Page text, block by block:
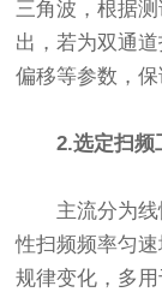
三角波，根据
出，若为双通
偏移等参数，
2.选定扫频
主流分为
性扫频频率匀
规律变化，多